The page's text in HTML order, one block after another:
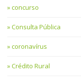
concurso
Consulta Pública
coronavírus
Crédito Rural